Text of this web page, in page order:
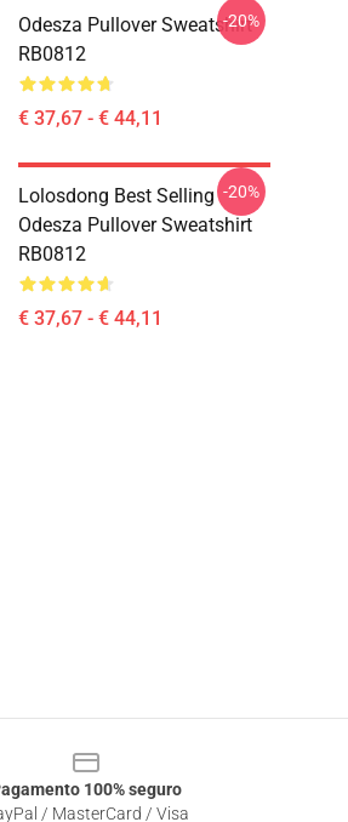
Odesza Pullover Sweatshirt
RB0812
€ 37,67 - € 44,11
-20%
Lolosdong Best Selling
Odesza Pullover Sweatshirt
RB0812
€ 37,67 - € 44,11
-20%
100% seguro
/ MasterCard / Visa